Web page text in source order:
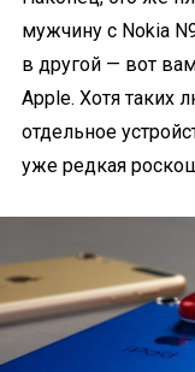
мужчину с Nokia
в другой — вот
Apple. Хотя таких
отдельное
уже редкая